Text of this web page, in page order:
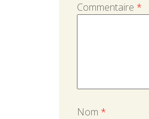
Commentaire *
Nom *